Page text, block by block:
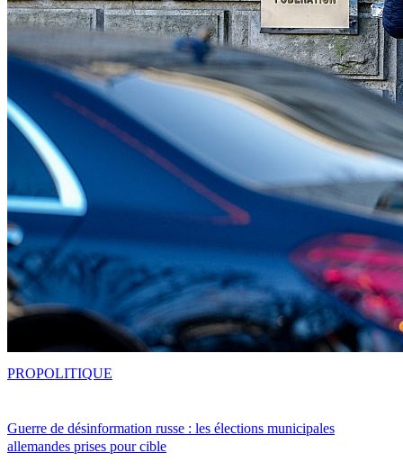
Guerre de désinformation russe : les élections municipales
allemandes prises pour cible
PROPOLITIQUE